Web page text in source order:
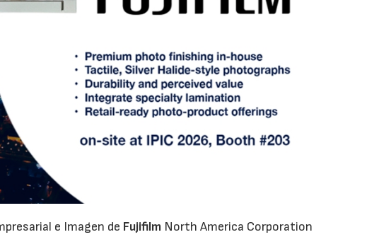
e Imagen de Fujifilm North America Corporation